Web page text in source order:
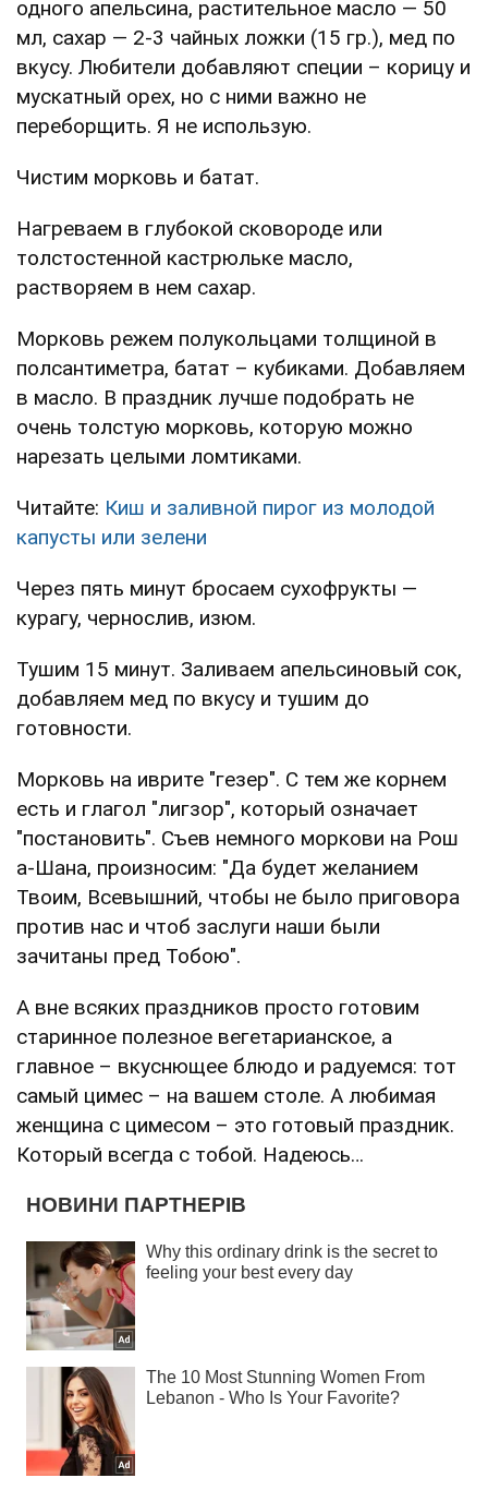
одного апельсина, растительное масло — 50
мл, сахар — 2-3 чайных ложки (15 гр.), мед по
вкусу. Любители добавляют специи – корицу и
мускатный орех, но с ними важно не
переборщить. Я не использую.
Чистим морковь и батат.
Нагреваем в глубокой сковороде или
толстостенной кастрюльке масло,
растворяем в нем сахар.
Морковь режем полукольцами толщиной в
полсантиметра, батат – кубиками. Добавляем
в масло. В праздник лучше подобрать не
очень толстую морковь, которую можно
нарезать целыми ломтиками.
Читайте: Киш и заливной пирог из молодой
капусты или зелени
Через пять минут бросаем сухофрукты —
курагу, чернослив, изюм.
Тушим 15 минут. Заливаем апельсиновый сок,
добавляем мед по вкусу и тушим до
готовности.
Морковь на иврите "гезер". С тем же корнем
есть и глагол "лигзор", который означает
"постановить". Съев немного моркови на Рош
а-Шана, произносим: "Да будет желанием
Твоим, Всевышний, чтобы не было приговора
против нас и чтоб заслуги наши были
зачитаны пред Тобою".
А вне всяких праздников просто готовим
старинное полезное вегетарианское, а
главное – вкуснющее блюдо и радуемся: тот
самый цимес – на вашем столе. А любимая
женщина с цимесом – это готовый праздник.
Который всегда с тобой. Надеюсь…